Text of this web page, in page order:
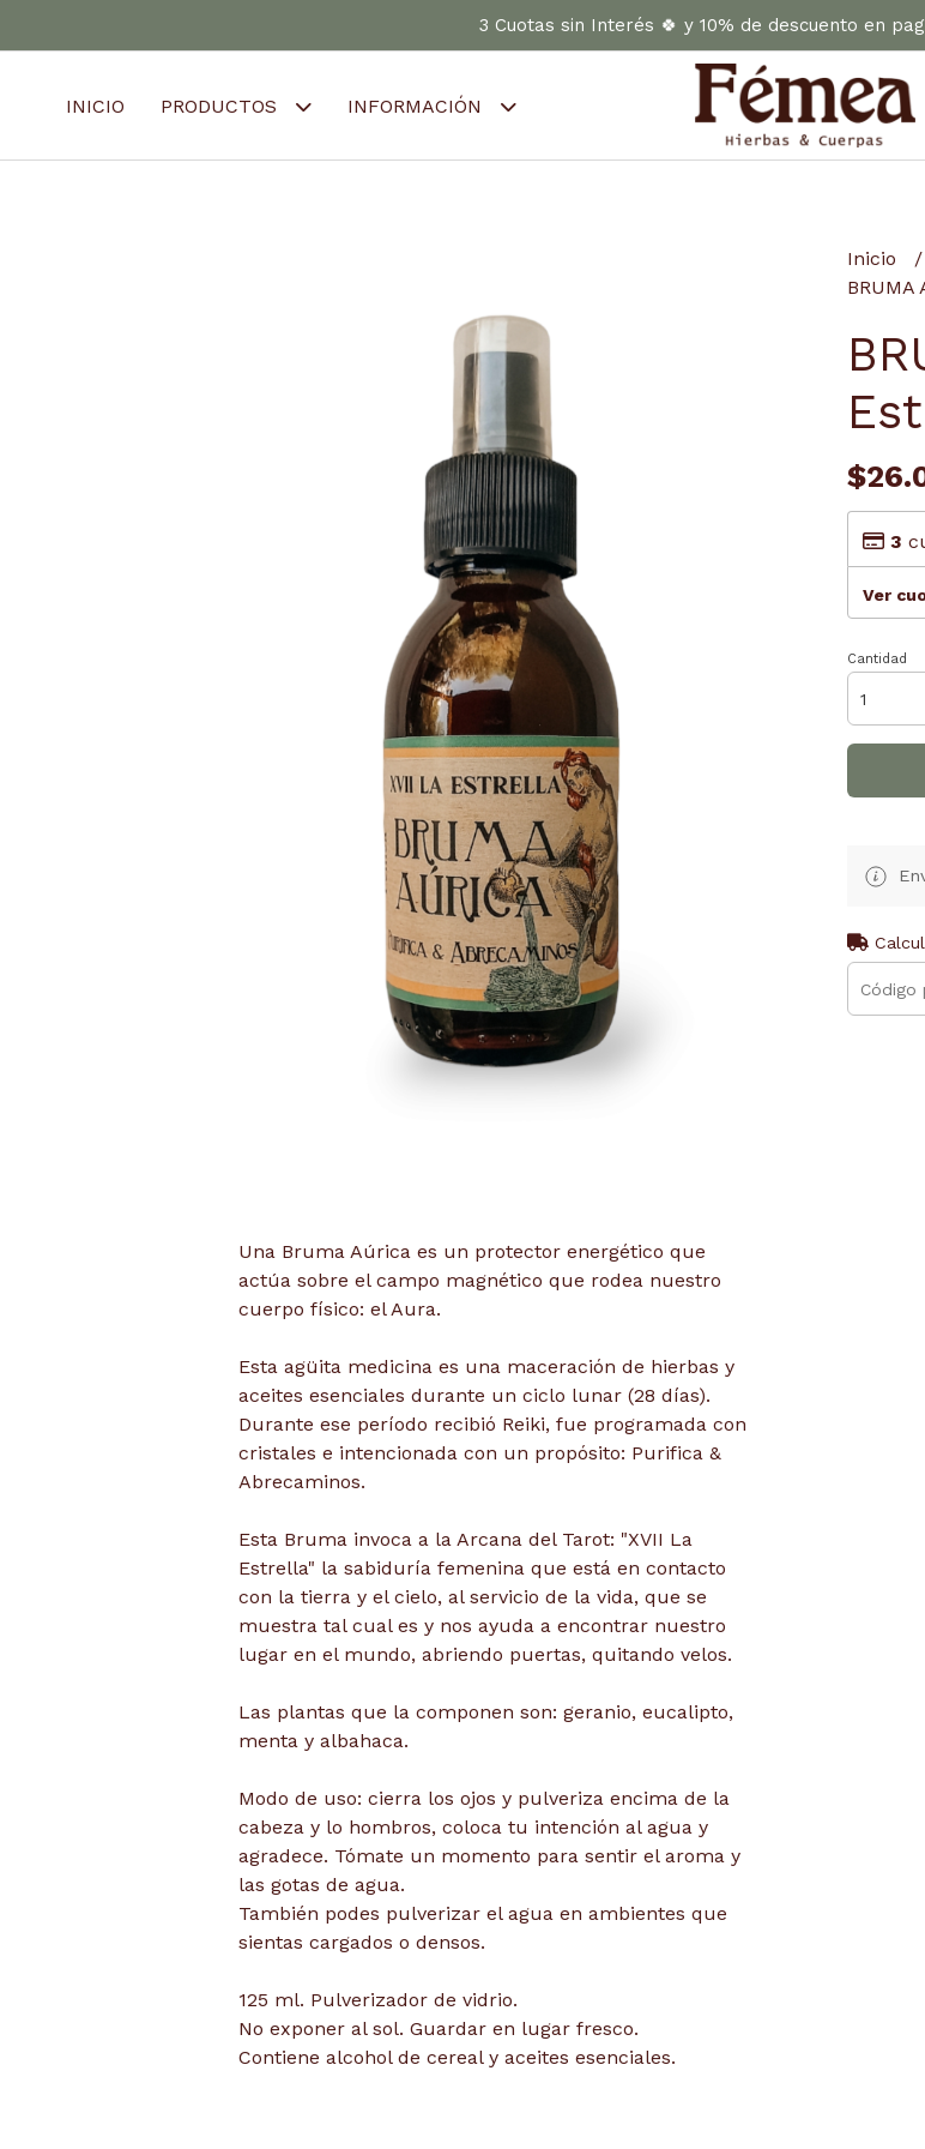
3 Cuotas sin Interés 🍀 y 10% de descuento en
INICIO PRODUCTOS INFORMACIÓN
Una Bruma Aúrica es un protector energético que
actúa sobre el campo magnético que rodea nuestro
cuerpo físico: el Aura.
Esta agüita medicina es una maceración de hierbas y
aceites esenciales durante un ciclo lunar (28 días).
Durante ese período recibió Reiki, fue programada con
cristales e intencionada con un propósito: Purifica &
Abrecaminos.
Esta Bruma invoca a la Arcana del Tarot: "XVII La
Estrella" la sabiduría femenina que está en contacto
con la tierra y el cielo, al servicio de la vida, que se
muestra tal cual es y nos ayuda a encontrar nuestro
lugar en el mundo, abriendo puertas, quitando velos.
Las plantas que la componen son: geranio, eucalipto,
menta y albahaca.
Modo de uso: cierra los ojos y pulveriza encima de la
cabeza y lo hombros, coloca tu intención al agua y
agradece. Tómate un momento para sentir el aroma y
las gotas de agua.
También podes pulverizar el agua en ambientes que
sientas cargados o densos.
125 ml. Pulverizador de vidrio.
No exponer al sol. Guardar en lugar fresco.
Contiene alcohol de cereal y aceites esenciales.
Inicio
BRUMA
3
Ver
Cantidad